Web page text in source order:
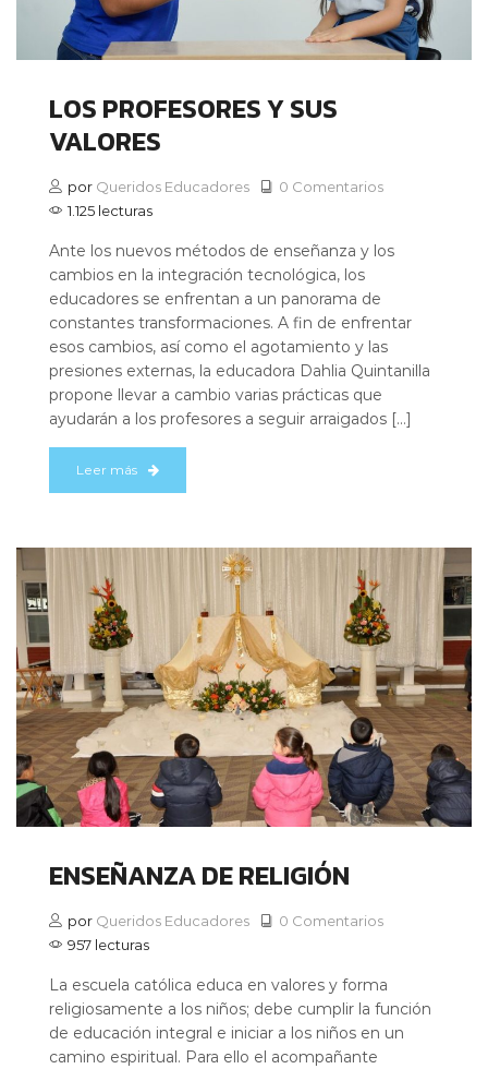
LOS PROFESORES Y SUS
VALORES
por Queridos Educadores
0 Comentarios
1.125 lecturas
Ante los nuevos métodos de enseñanza y los
cambios en la integración tecnológica, los
educadores se enfrentan a un panorama de
constantes transformaciones. A fin de enfrentar
esos cambios, así como el agotamiento y las
presiones externas, la educadora Dahlia Quintanilla
propone llevar a cambio varias prácticas que
ayudarán a los profesores a seguir arraigados […]
Leer más
ENSEÑANZA DE RELIGIÓN
por Queridos Educadores
0 Comentarios
957 lecturas
La escuela católica educa en valores y forma
religiosamente a los niños; debe cumplir la función
de educación integral e iniciar a los niños en un
camino espiritual. Para ello el acompañante